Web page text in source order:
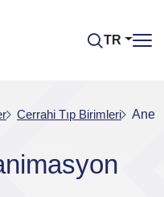
TR
Cerrahi Tıp Birimleri